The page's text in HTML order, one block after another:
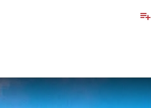
playlist_add